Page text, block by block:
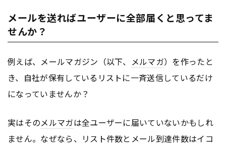
メールを送ればユーザーに全部届くと思ってま
せんか？
例えば、メールマガジン（以下、 メルマガ）を作ったと
き、自社が保有しているリストに一斉送信しているだけ
になっていませんか？
実はそのメルマガは全ユーザーに届いていないかもしれ
ません。なぜなら、リスト件数とメール到達件数はイコ